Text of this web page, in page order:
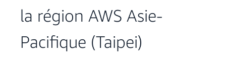
la région AWS Asie-
Pacifique (Taipei)